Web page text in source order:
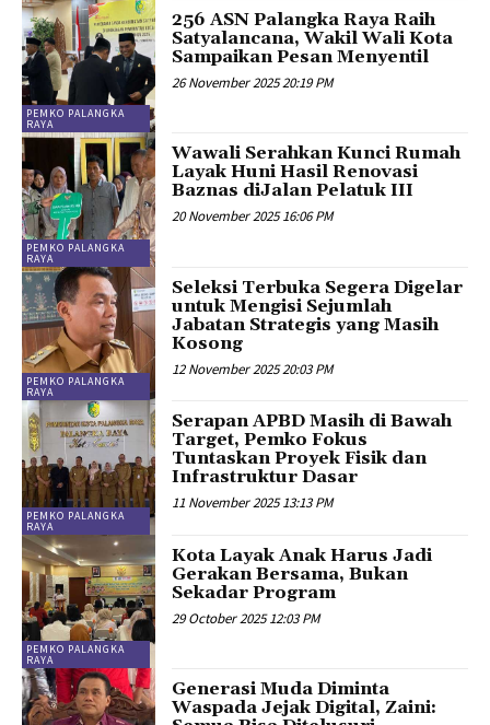
PEMKO PALANGKA
RAYA
256 ASN Palangka Raya Raih
Satyalancana, Wakil Wali Kota
Sampaikan Pesan Menyentil
26 November 2025 20:19 PM
PEMKO PALANGKA
RAYA
Wawali Serahkan Kunci Rumah
Layak Huni Hasil Renovasi
Baznas diJalan Pelatuk III
20 November 2025 16:06 PM
PEMKO PALANGKA
RAYA
Seleksi Terbuka Segera Digelar
untuk Mengisi Sejumlah
Jabatan Strategis yang Masih
Kosong
12 November 2025 20:03 PM
PEMKO PALANGKA
RAYA
Serapan APBD Masih di Bawah
Target, Pemko Fokus
Tuntaskan Proyek Fisik dan
Infrastruktur Dasar
11 November 2025 13:13 PM
PEMKO PALANGKA
RAYA
Kota Layak Anak Harus Jadi
Gerakan Bersama, Bukan
Sekadar Program
29 October 2025 12:03 PM
Generasi Muda Diminta
Waspada Jejak Digital, Zaini: